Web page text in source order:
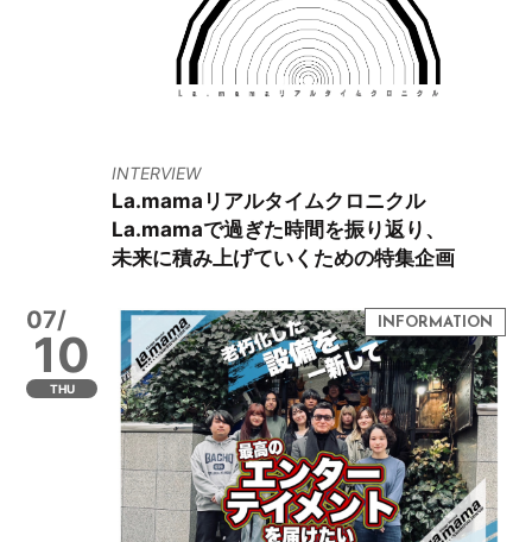
INTERVIEW
La.mamaリアルタイムクロニクル
La.mamaで過ぎた時間を振り返り、
未来に積み上げていくための特集企画
07/
10
THU